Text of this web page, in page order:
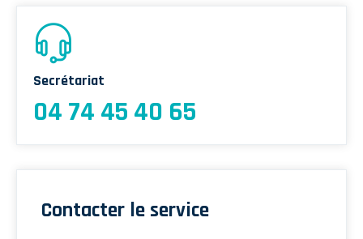
Secrétariat
04 74 45 40 65
Contacter le service